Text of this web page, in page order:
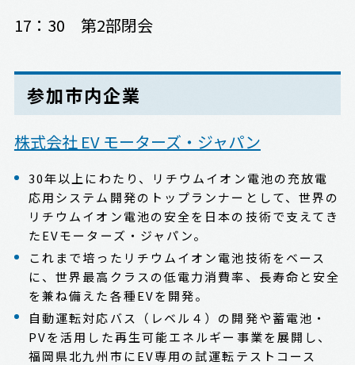
17：30 第2部閉会
参加市内企業
株式会社 EV モーターズ・ジャパン
30年以上にわたり、リチウムイオン電池の充放電
応用システム開発のトップランナーとして、世界の
リチウムイオン電池の安全を日本の技術で支えてき
たEVモーターズ・ジャパン。
これまで培ったリチウムイオン電池技術をベース
に、世界最高クラスの低電力消費率、長寿命と安全
を兼ね備えた各種EVを開発。
自動運転対応バス（レベル４）の開発や蓄電池・
PVを活用した再生可能エネルギー事業を展開し、
福岡県北九州市にEV専用の試運転テストコース